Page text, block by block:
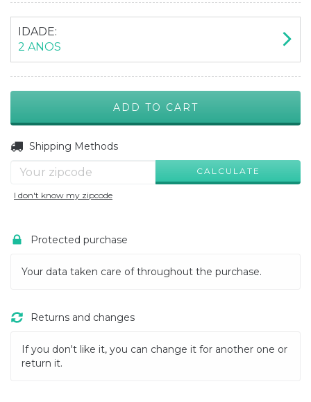
IDADE:
2 ANOS
Shipping for zipcode:
Shipping Methods
CALCULATE
I don't know my zipcode
Protected purchase
Your data taken care of throughout the purchase.
Returns and changes
If you don't like it, you can change it for another one or
return it.